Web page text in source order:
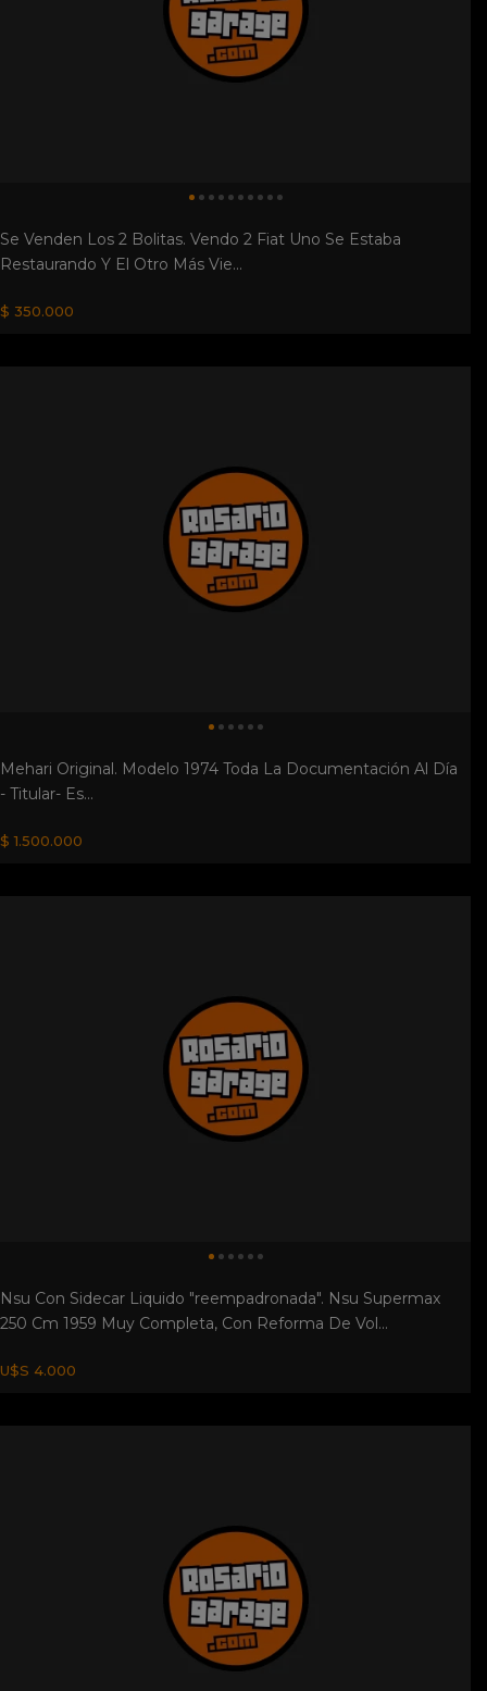
Se Venden Los 2 Bolitas. Vendo 2 Fiat Uno Se Estaba
Restaurando Y El Otro Más Vie...
$ 350.000
Mehari Original. Modelo 1974 Toda La Documentación Al Día
- Titular- Es...
$ 1.500.000
Nsu Con Sidecar Liquido "reempadronada". Nsu Supermax
250 Cm 1959 Muy Completa, Con Reforma De Vol...
U$S 4.000